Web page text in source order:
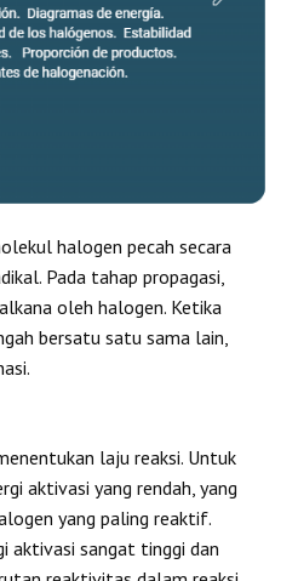
halogen pecah secara
Pada tahap propagasi,
oleh halogen. Ketika
bersatu satu sama lain,
laju reaksi. Untuk
aktivasi yang rendah, yang
yang paling reaktif.
aktivasi sangat tinggi dan